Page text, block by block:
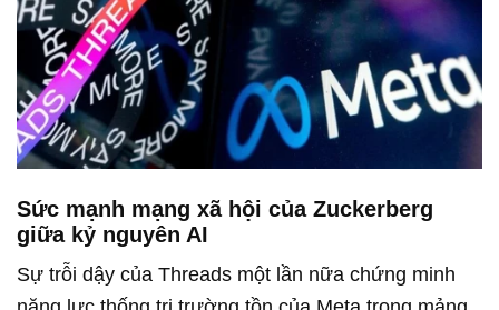
Sức mạnh mạng xã hội của Zuckerberg
giữa kỷ nguyên AI
Sự trỗi dậy của Threads một lần nữa chứng minh